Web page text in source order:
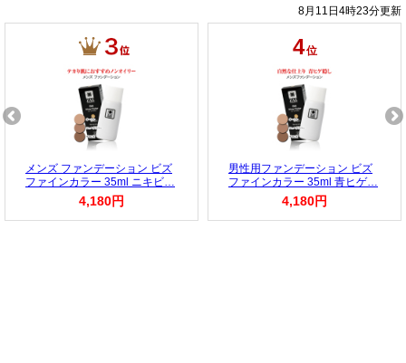
8月11日4時23分更新
メンズ ファンデーション ビズ
ファインカラー 35ml ニキビ…
4,180円
4位
男性用ファンデーション ビズ
ファインカラー 35ml 青ヒゲ…
4,180円